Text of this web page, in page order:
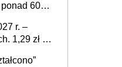
60
r. –
1,29 zł za